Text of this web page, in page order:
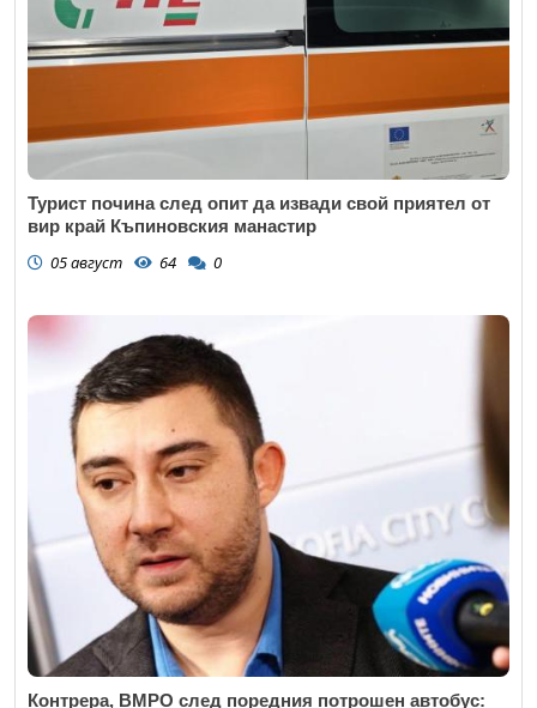
Турист почина след опит да извади свой приятел от
вир край Къпиновския манастир
05 август 64 0
Контрера, ВМРО след поредния потрошен автобус: